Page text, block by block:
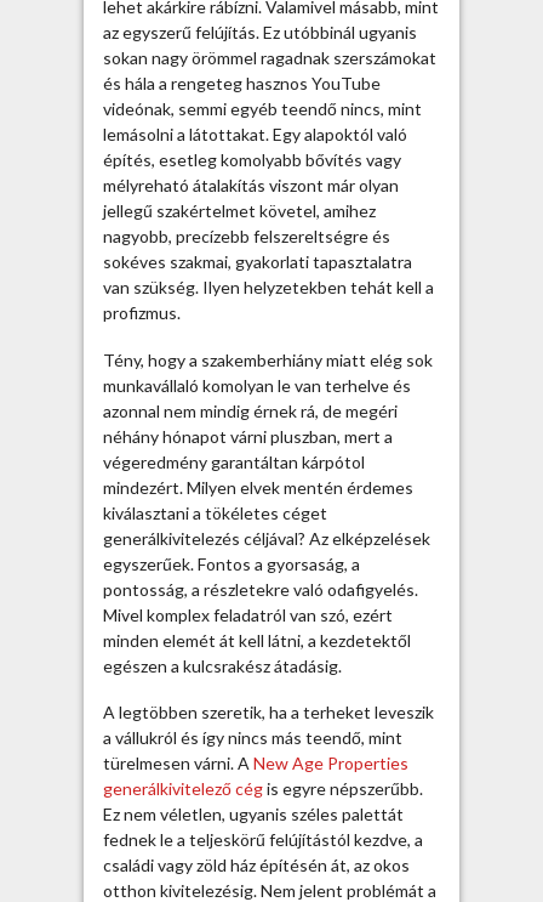
z
e
r
ű
b
b
g
e
n
e
r
á
i
v
i
t
e
e
z
ő
c
é
g
e
?
b
e
g
y
lehet akárkire rábízni. Valamivel másabb, mint
az egyszerű felújítás. Ez utóbbinál ugyanis
sokan nagy örömmel ragadnak szerszámokat
és hála a rengeteg hasznos YouTube
videónak, semmi egyéb teendő nincs, mint
lemásolni a látottakat. Egy alapoktól való
építés, esetleg komolyabb bővítés vagy
mélyreható átalakítás viszont már olyan
jellegű szakértelmet követel, amihez
nagyobb, precízebb felszereltségre és
sokéves szakmai, gyakorlati tapasztalatra
van szükség. Ilyen helyzetekben tehát kell a
profizmus.
Tény, hogy a szakemberhiány miatt elég sok
munkavállaló komolyan le van terhelve és
azonnal nem mindig érnek rá, de megéri
néhány hónapot várni pluszban, mert a
végeredmény garantáltan kárpótol
mindezért. Milyen elvek mentén érdemes
kiválasztani a tökéletes céget
generálkivitelezés céljával? Az elképzelések
egyszerűek. Fontos a gyorsaság, a
pontosság, a részletekre való odafigyelés.
Mivel komplex feladatról van szó, ezért
minden elemét át kell látni, a kezdetektől
egészen a kulcsrakész átadásig.
A legtöbben szeretik, ha a terheket leveszik
a vállukról és így nincs más teendő, mint
türelmesen várni. A New Age Properties
generálkivitelező cégis egyre népszerűbb.
Ez nem véletlen, ugyanis széles palettát
fednek le a teljeskörű felújítástól kezdve, a
családi vagy zöld ház építésén át, az okos
otthon kivitelezésig. Nem jelent problémát a